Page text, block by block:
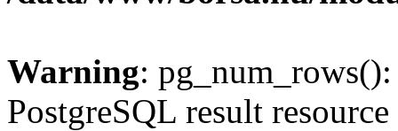
Warning:
PostgreSQL result